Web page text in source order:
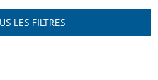
LES FILTRES